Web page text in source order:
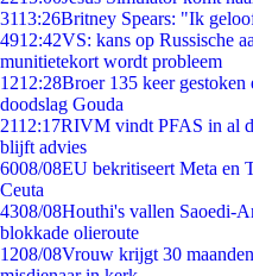
3113:26Britney Spears: "Ik
4912:42VS: kans op Russische
munitietekort wordt probleem
1212:28Broer 135 keer gestoken
doodslag Gouda
2112:17RIVM vindt PFAS in al
blijft advies
6008/08EU bekritiseert Meta en
Ceuta
4308/08Houthi's vallen Saoedi-
blokkade olieroute
1208/08Vrouw krijgt 30